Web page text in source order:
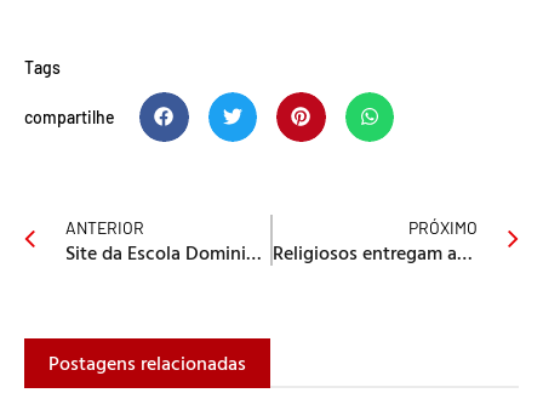
Tags
compartilhe
ANTERIOR
Site da Escola Dominical destaca relação entre o min. pastoral e o ensino
PRÓXIMO
Religiosos entregam ao Senado 1 milhão de assinaturas contra PL 122
Postagens relacionadas